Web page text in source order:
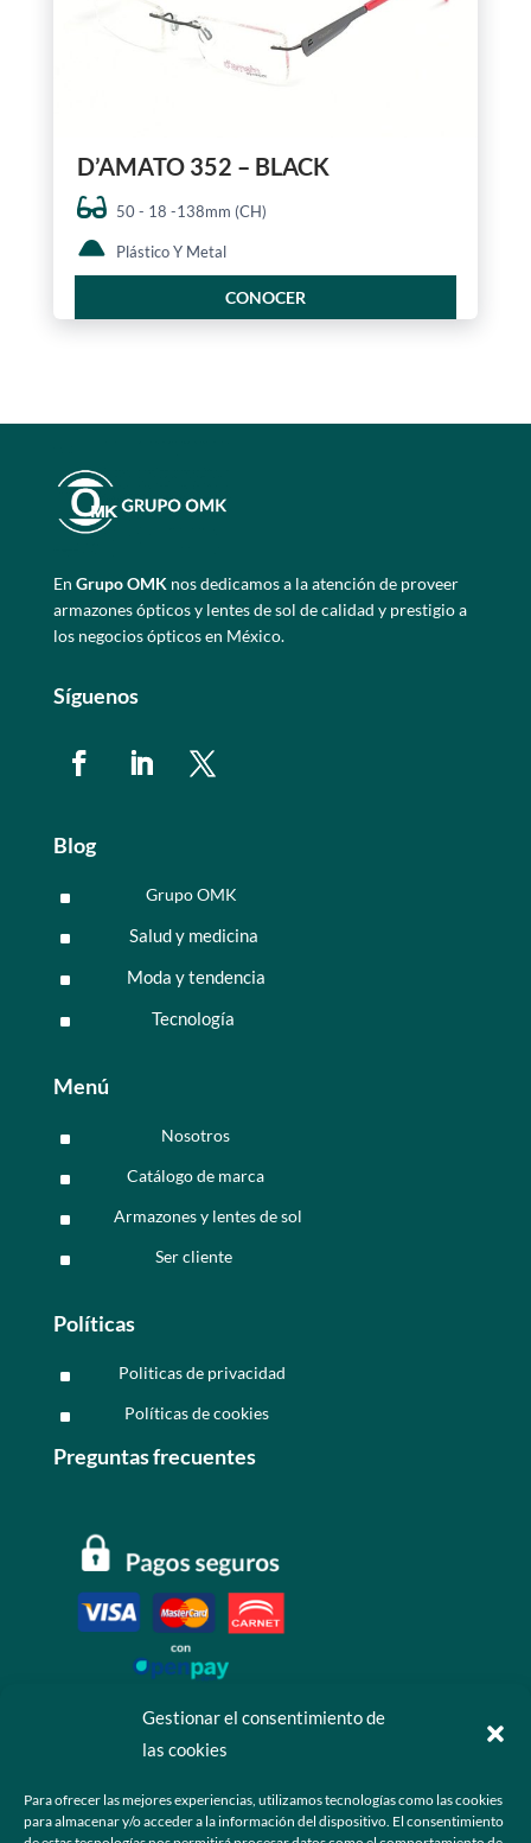
Gestionar el consentimiento de
las cookies
Para ofrecer las mejores experiencias, utilizamos tecnologías como las cookies
para almacenar y/o acceder a la información del dispositivo. El consentimiento
D’AMATO 352 – BLACK
50 - 18 -138mm (CH)
Plástico Y Metal
CONOCER
En Grupo OMKnos dedicamos a la atención de proveer
armazones ópticos y lentes de sol de calidad y prestigio a
los negocios ópticos en México.
Síguenos
Blog
^ Grupo OMK
^ Salud y medicina
^ Moda y tendencia
^ Tecnología
Menú
^ Nosotros
^ Catálogo de marca
^ Armazones y lentes de sol
^ Ser cliente
Políticas
^ Politicas de privacidad
^ Políticas de cookies
Preguntas frecuentes
 +52 55 6173 7725 (Ventas)